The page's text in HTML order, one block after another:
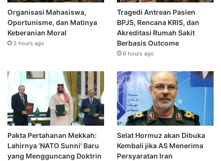
Organisasi Mahasiswa,
Oportunisme, dan Matinya
Keberanian Moral
5 hours ago
Tragedi Antrean Pasien
BPJS, Rencana KRIS, dan
Akreditasi Rumah Sakit
Berbasis Outcome
6 hours ago
Pakta Pertahanan Mekkah:
Lahirnya ‘NATO Sunni’ Baru
yang Mengguncang Doktrin
Selat Hormuz akan Dibuka
Kembali jika AS Menerima
Persyaratan Iran